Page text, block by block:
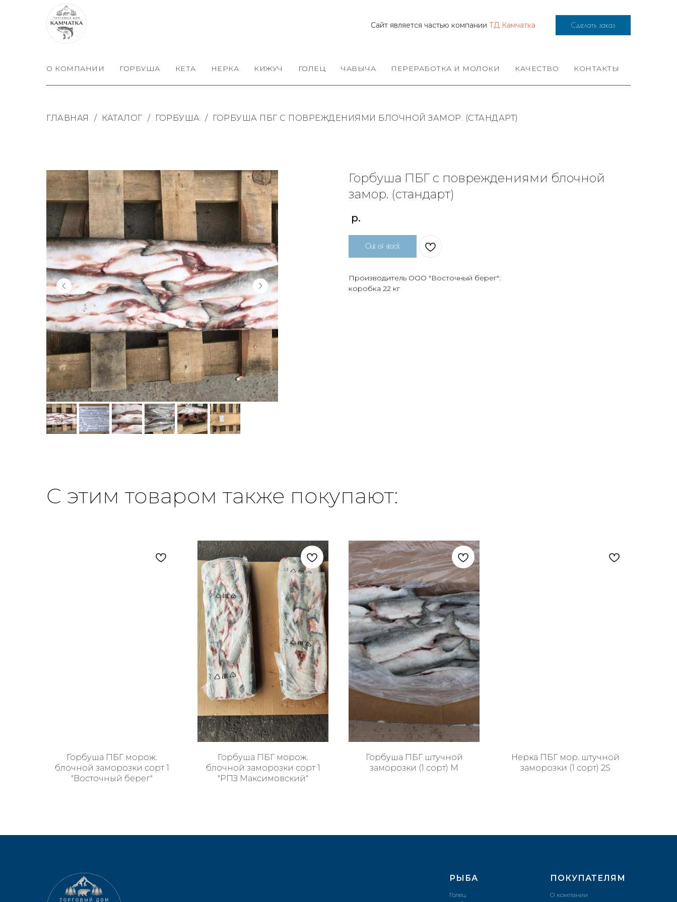
Сайт является частью компании ТД Камчатка Сделать заказ
О КОМПАНИИ ГОРБУША КЕТА НЕРКА КИЖУЧ ГОЛЕЦ ЧАВЫЧА ПЕРЕРАБОТКА И МОЛОКИ КАЧЕСТВО КОНТАКТЫ
ГЛАВНАЯ / КАТАЛОГ / ГОРБУША / ГОРБУША ПБГ С ПОВРЕЖДЕНИЯМИ БЛОЧНОЙ ЗАМОР. (СТАНДАРТ)
Горбуша ПБГ с повреждениями блочной
замор. (стандарт)
р.
Out of stock
Производитель ООО "Восточный берег":
коробка 22 кг
С этим товаром также покупают:
Горбуша ПБГ морож.
блочной заморозки сорт 1
"Восточный берег"
Горбуша ПБГ морож.
блочной заморозки сорт 1
"РПЗ Максимовский"
Горбуша ПБГ штучной
заморозки (1 сорт) M
Нерка ПБГ мор. штучной
заморозки (1 сорт) 2S
РЫБА
Голец
ПОКУПАТЕЛЯМ
О компании